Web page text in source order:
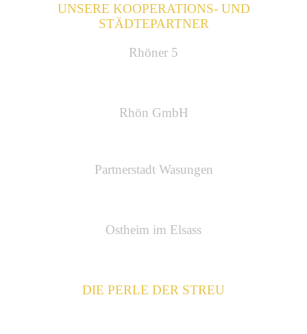
UNSERE KOOPERATIONS- UND
STÄDTEPARTNER
Rhöner 5
Rhön GmbH
Partnerstadt Wasungen
Ostheim im Elsass
DIE PERLE DER STREU